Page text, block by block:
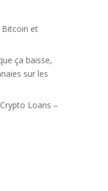
et
ça baisse,
sur les
Loans –